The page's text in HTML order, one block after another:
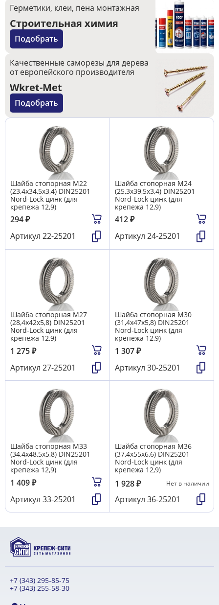
Герметики, клеи, пена монтажная
Строительная химия
Подобрать
Качественные саморезы для дерева
от европейского производителя
Wkret-Met
Подобрать
Шайба стопорная М22
(23,4х34,5х3,4) DIN25201
Nord-Lock цинк (для
крепежа 12,9)
294₽
Артикул 22-25201
Шайба стопорная М24
(25,3х39,5х3,4) DIN25201
Nord-Lock цинк (для
крепежа 12,9)
412₽
Артикул 24-25201
Шайба стопорная М27
(28,4х42х5,8) DIN25201
Nord-Lock цинк (для
крепежа 12,9)
1 275₽
Артикул 27-25201
Шайба стопорная М30
(31,4х47х5,8) DIN25201
Nord-Lock цинк (для
крепежа 12,9)
1 307₽
Артикул 30-25201
Шайба стопорная М33
(34,4х48,5х5,8) DIN25201
Nord-Lock цинк (для
крепежа 12,9)
1 409₽
Артикул 33-25201
Шайба стопорная М36
(37,4х55х6,6) DIN25201
Nord-Lock цинк (для
крепежа 12,9)
1 928₽ Нет в наличии
Артикул 36-25201
+7 (343) 295-85-75
+7 (343) 255-58-30